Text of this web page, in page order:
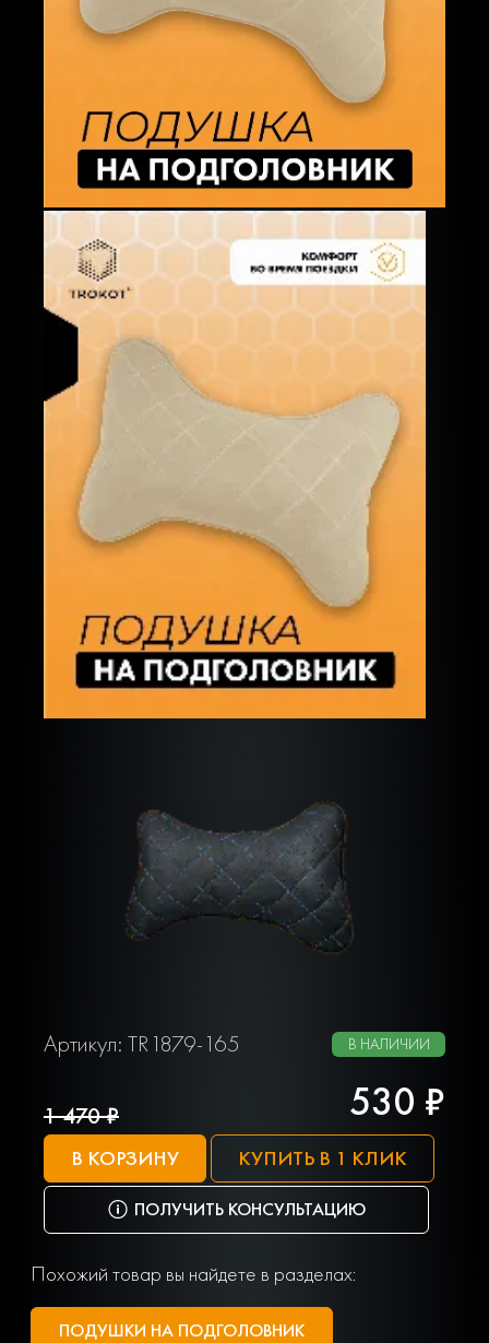
Артикул: TR1879-165 В НАЛИЧИИ
1 470 ₽ 530 ₽
В КОРЗИНУ КУПИТЬ В 1 КЛИК
ПОЛУЧИТЬ КОНСУЛЬТАЦИЮ
Похожий товар вы найдете в разделах:
ПОДУШКИ НА ПОДГОЛОВНИК